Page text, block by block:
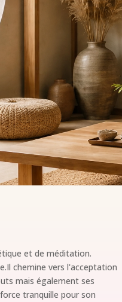
et de méditation.
chemine vers l'acceptation
mais également ses
tranquille pour son